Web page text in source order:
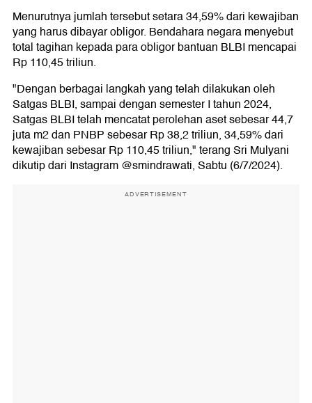
Menurutnya jumlah tersebut setara 34,59% dari kewajiban
yang harus dibayar obligor. Bendahara negara menyebut
total tagihan kepada para obligor bantuan BLBI mencapai
Rp 110,45 triliun.
"Dengan berbagai langkah yang telah dilakukan oleh
Satgas BLBI, sampai dengan semester I tahun 2024,
Satgas BLBI telah mencatat perolehan aset sebesar 44,7
juta m2 dan PNBP sebesar Rp 38,2 triliun, 34,59% dari
kewajiban sebesar Rp 110,45 triliun," terang Sri Mulyani
dikutip dari Instagram @smindrawati, Sabtu (6/7/2024).
ADVERTISEMENT